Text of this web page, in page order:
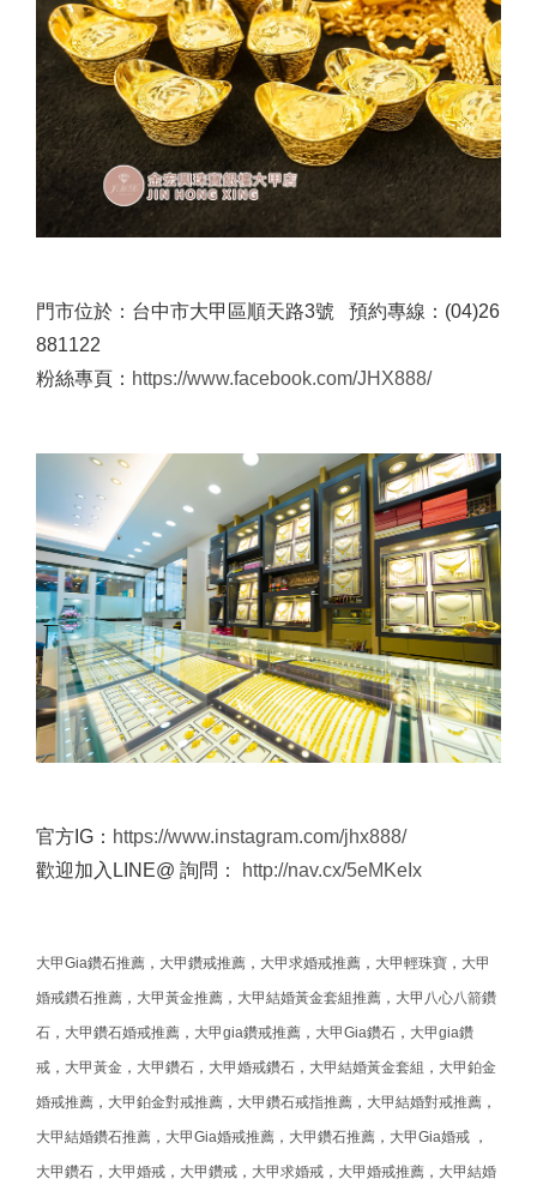
門市位於：台中市大甲區順天路3號 預約專線：(04)26
881122
粉絲專頁： https://www.facebook.com/JHX888/
官方IG： https://www.instagram.com/jhx888/
歡迎加入LINE@ 詢問：
http://nav.cx/5eMKeIx
大甲Gia鑽石推薦 ， 大甲鑽戒推薦 ， 大甲求婚戒推薦 ， 大甲輕珠寶 ， 大甲
婚戒鑽石推薦 ， 大甲黃金推薦 ， 大甲結婚黃金套組推薦 ， 大甲八心八箭鑽
石 ， 大甲鑽石婚戒推薦 ， 大甲gia鑽戒推薦 ， 大甲Gia鑽石 ， 大甲gia鑽
戒 ， 大甲黃金 ， 大甲鑽石 ， 大甲婚戒鑽石 ， 大甲結婚黃金套組 ， 大甲鉑金
婚戒推薦 ， 大甲鉑金對戒推薦 ， 大甲鑽石戒指推薦 ， 大甲結婚對戒推薦 ，
大甲結婚鑽石推薦 ， 大甲Gia婚戒推薦 ， 大甲鑽石推薦 ， 大甲Gia婚戒 ，
大甲鑽石 ， 大甲婚戒 ， 大甲鑽戒 ， 大甲求婚戒 ， 大甲婚戒推薦 ， 大甲結婚